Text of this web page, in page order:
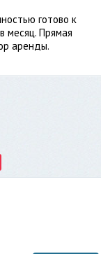
готово к
месяц. Прямая
аренды.